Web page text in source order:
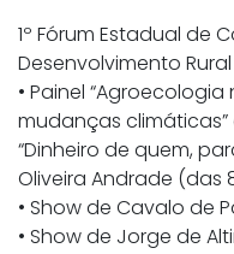
1º Fórum Estadual de
Desenvolvimento
• Painel
mudanças
“Dinheiro de quem,
Oliveira Andrade (das
• Show de Cavalo de
• Show de Jorge de